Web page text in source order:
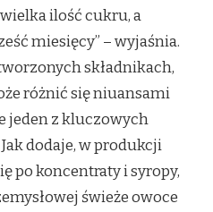
ilość cukru, a
miesięcy” – wyjaśnia.
składnikach,
różnić się niuansami
jeden z kluczowych
dodaje, w produkcji
po koncentraty i syropy,
świeże owoce